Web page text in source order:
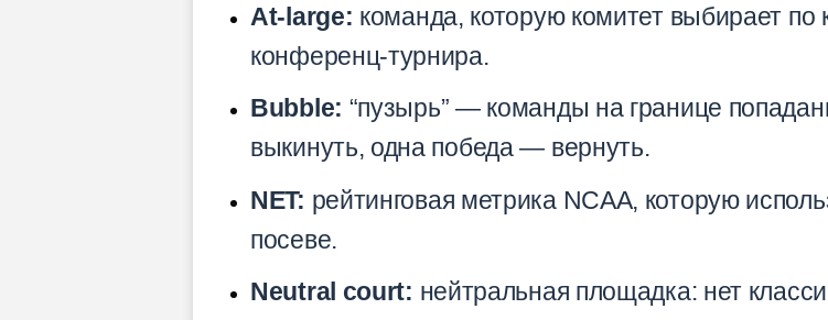
At-large: команда, которую комитет выбирает по
конференц-турнира.
Bubble: “пузырь” — команды на границе
выкинуть, одна победа — вернуть.
NET: рейтинговая метрика NCAA, которую
посеве.
Neutral court: нейтральная площадка: нет